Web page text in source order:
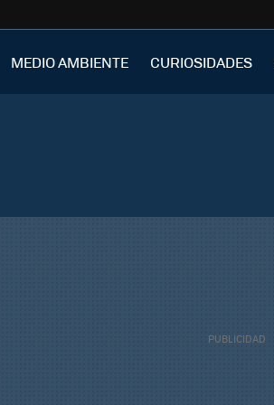
MEDIO AMBIENTE CURIOSIDADES